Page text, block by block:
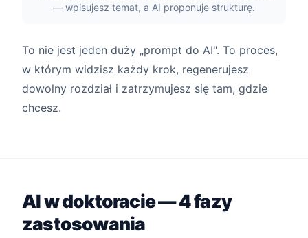
— wpisujesz temat, a AI proponuje strukturę.
To nie jest jeden duży „prompt do AI". To proces,
w którym widzisz każdy krok, regenerujesz
dowolny rozdział i zatrzymujesz się tam, gdzie
chcesz.
AI w doktoracie — 4 fazy
zastosowania